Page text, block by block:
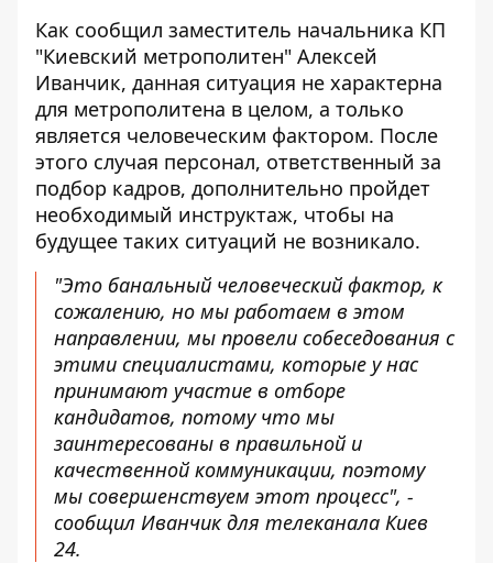
Как сообщил заместитель начальника КП
"Киевский метрополитен" Алексей
Иванчик, данная ситуация не характерна
для метрополитена в целом, а только
является человеческим фактором. После
этого случая персонал, ответственный за
подбор кадров, дополнительно пройдет
необходимый инструктаж, чтобы на
будущее таких ситуаций не возникало.
"Это банальный человеческий фактор, к
сожалению, но мы работаем в этом
направлении, мы провели собеседования с
этими специалистами, которые у нас
принимают участие в отборе
кандидатов, потому что мы
заинтересованы в правильной и
качественной коммуникации, поэтому
мы совершенствуем этот процесс", -
сообщил Иванчик для телеканала Киев
24.